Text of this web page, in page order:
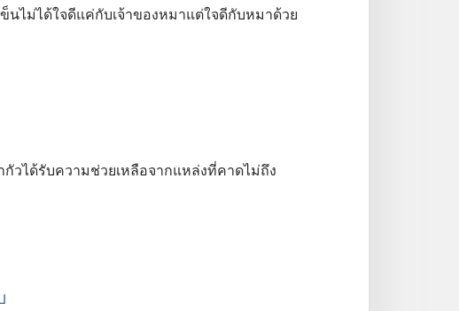
ไม่​ได้​ใจ​ดี​แค่​กับ​เจ้า​ของ​หมา​แต่​ใจ​ดี​กับ​หมา​ด้วย
วได้รับความช่วยเหลือจากแหล่งที่คาดไม่ถึง